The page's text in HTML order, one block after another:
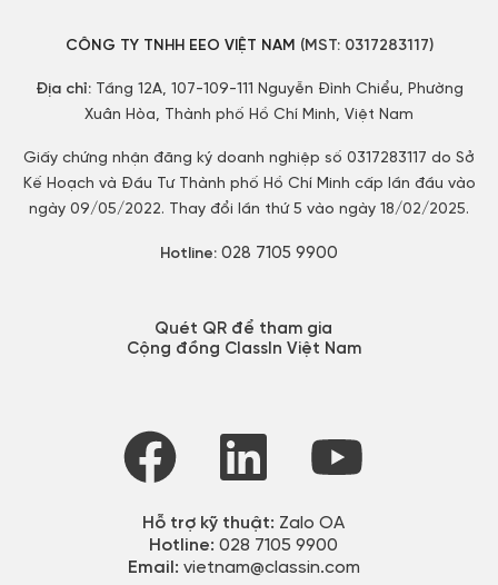
CÔNG TY TNHH EEO VIỆT NAM (MST: 0317283117)
Địa chỉ: Tầng 12A, 107-109-111 Nguyễn Đình Chiểu, Phường
Xuân Hòa, Thành phố Hồ Chí Minh, Việt Nam
Giấy chứng nhận đăng ký doanh nghiệp số 0317283117 do Sở
Kế Hoạch và Đầu Tư Thành phố Hồ Chí Minh cấp lần đầu vào
ngày 09/05/2022. Thay đổi lần thứ 5 vào ngày 18/02/2025.
Hotline: 028 7105 9900
Quét QR để tham gia
Cộng đồng ClassIn Việt Nam
Hỗ trợ kỹ thuật: Zalo OA
Hotline: 028 7105 9900
Email: vietnam@classin.com